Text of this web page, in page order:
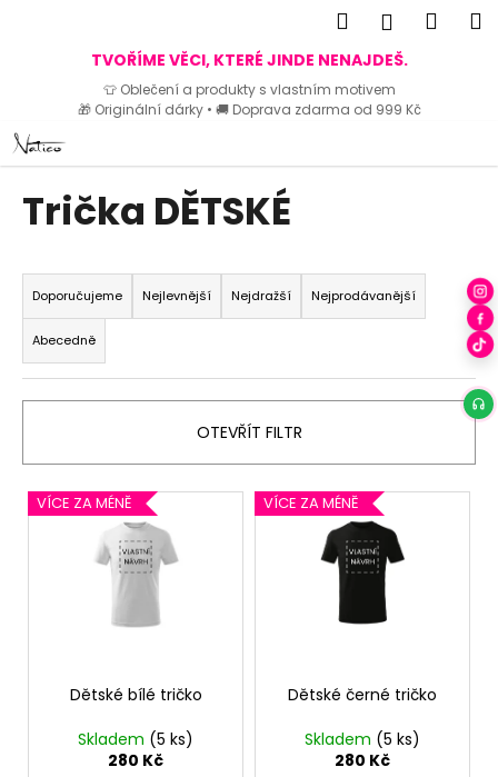
TVOŘÍME VĚCI, KTERÉ JINDE NENAJDEŠ.
👕 Oblečení a produkty s vlastním motivem
🎁 Originální dárky • 🚚 Doprava zdarma od 999 Kč
Přejít
na
obsah
Hledat
Trička DĚTSKÉ
Ř
a
z
e
n
r
o
Doporučujeme Nejlevnější Nejdražší Nejprodávanější
Abecedně
OTEVŘÍT FILTR
V
ý
VÍCE ZA MÉNĚ
Dětské bílé tričko
Skladem (5 ks)
280 Kč
VÍCE ZA MÉNĚ
Dětské černé tričko
Skladem (5 ks)
280 Kč
Zpět
Zpět
o
p
o
t
ř
e
b
u
j
e
e
n
a